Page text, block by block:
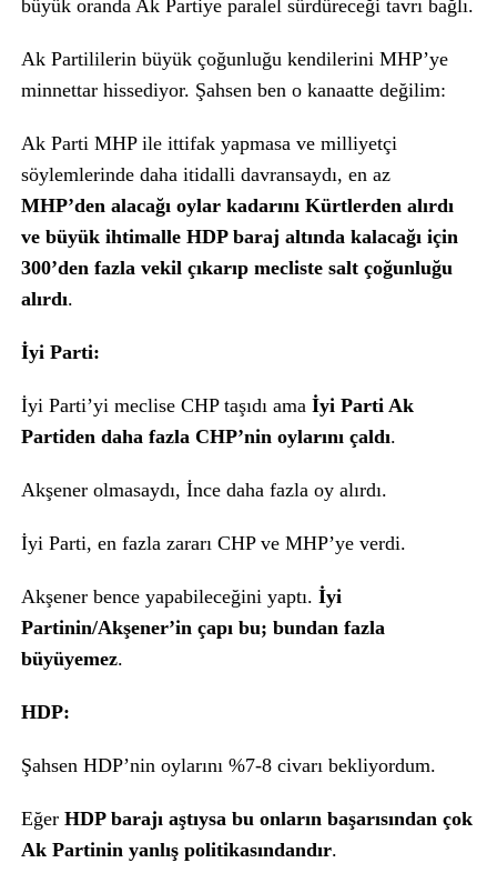
büyük oranda Ak Partiye paralel sürdüreceği tavrı bağlı.
Ak Partililerin büyük çoğunluğu kendilerini MHP’ye
minnettar hissediyor. Şahsen ben o kanaatte değilim:
Ak Parti MHP ile ittifak yapmasa ve milliyetçi
söylemlerinde daha itidalli davransaydı, en az
MHP’den alacağı oylar kadarını Kürtlerden alırdı
ve büyük ihtimalle HDP baraj altında kalacağı için
300’den fazla vekil çıkarıp mecliste salt çoğunluğu
alırdı.
İyi Parti:
İyi Parti’yi meclise CHP taşıdı ama İyi Parti Ak
Partiden daha fazla CHP’nin oylarını çaldı.
Akşener olmasaydı, İnce daha fazla oy alırdı.
İyi Parti, en fazla zararı CHP ve MHP’ye verdi.
Akşener bence yapabileceğini yaptı. İyi
Partinin/Akşener’in çapı bu; bundan fazla
büyüyemez.
HDP:
Şahsen HDP’nin oylarını %7-8 civarı bekliyordum.
Eğer HDP barajı aştıysa bu onların başarısından çok
Ak Partinin yanlış politikasındandır.